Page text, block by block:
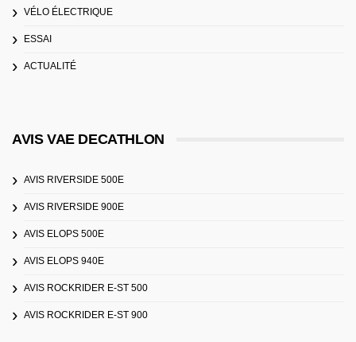
VÉLO ÉLECTRIQUE
ESSAI
ACTUALITÉ
AVIS VAE DECATHLON
AVIS RIVERSIDE 500E
AVIS RIVERSIDE 900E
AVIS ELOPS 500E
AVIS ELOPS 940E
AVIS ROCKRIDER E-ST 500
AVIS ROCKRIDER E-ST 900